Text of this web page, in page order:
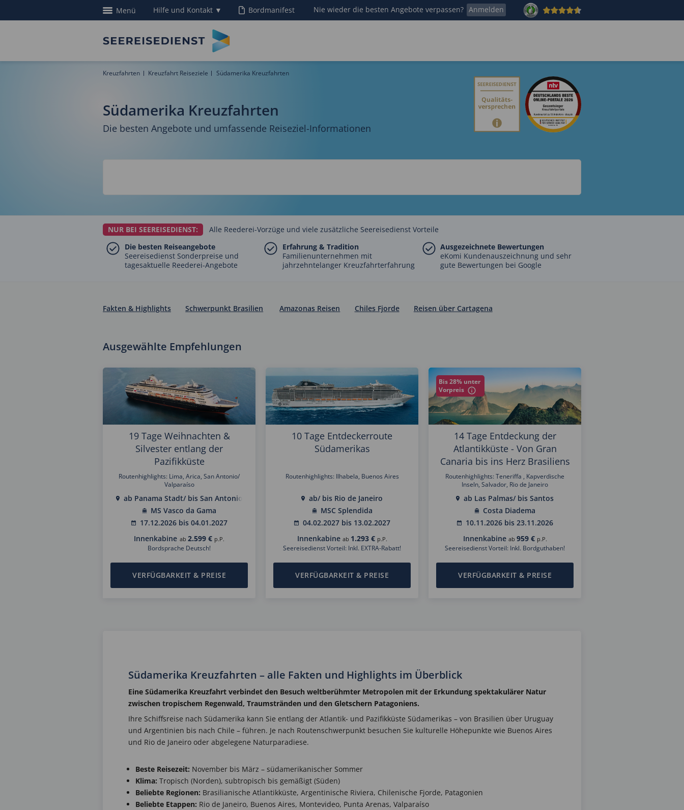
Menü Hilfe und Kontakt ▼ Bordmanifest Nie wieder die besten Angebote verpassen? Anmelden
Kreuzfahrten Kreuzfahrt Reiseziele Südamerika Kreuzfahrten
Südamerika Kreuzfahrten
Die besten Angebote und umfassende Reiseziel-Informationen
NUR BEI SEEREISEDIENST:
Alle Reederei-Vorzüge und viele zusätzliche Seereisedienst Vorteile
Die besten Reiseangebote
Seereisedienst Sonderpreise und
tagesaktuelle Reederei-Angebote
Erfahrung & Tradition
Familienunternehmen mit
jahrzehntelanger Kreuzfahrterfahrung
Ausgezeichnete Bewertungen
eKomi Kundenauszeichnung und sehr
gute Bewertungen bei Google
Fakten & Highlights Schwerpunkt Brasilien Amazonas Reisen Chiles Fjorde Reisen über Cartagena
Ausgewählte Empfehlungen
19 Tage Weihnachten &
Silvester entlang der
Pazifikküste
Routenhighlights: Lima, Arica, San Antonio/
Valparaíso
ab Panama Stadt/ bis San Antonio
MS Vasco da Gama
17.12.2026 bis 04.01.2027
Innenkabine ab 2.599 € p.P.
Bordsprache Deutsch!
VERFÜGBARKEIT & PREISE
10 Tage Entdeckerroute
Südamerikas
Routenhighlights: Ilhabela, Buenos Aires
ab/ bis Rio de Janeiro
MSC Splendida
04.02.2027 bis 13.02.2027
Innenkabine ab 1.293 € p.P.
Seereisedienst Vorteil: Inkl. EXTRA-Rabatt!
VERFÜGBARKEIT & PREISE
Bis 28% unter
Vorpreis
14 Tage Entdeckung der
Atlantikküste - Von Gran
Canaria bis ins Herz Brasiliens
Routenhighlights: Teneriffa , Kapverdische
Inseln, Salvador, Rio de Janeiro
ab Las Palmas/ bis Santos
Costa Diadema
10.11.2026 bis 23.11.2026
Innenkabine ab 959 € p.P.
Seereisedienst Vorteil: Inkl. Bordguthaben!
VERFÜGBARKEIT & PREISE
Südamerika Kreuzfahrten – alle Fakten und Highlights im Überblick
Eine Südamerika Kreuzfahrt verbindet den Besuch weltberühmter Metropolen mit der Erkundung spektakulärer Natur
zwischen tropischem Regenwald, Traumstränden und den Gletschern Patagoniens.
Ihre Schiffsreise nach Südamerika kann Sie entlang der Atlantik- und Pazifikküste Südamerikas – von Brasilien über Uruguay
und Argentinien bis nach Chile – führen. Je nach Routenschwerpunkt besuchen Sie kulturelle Höhepunkte wie Buenos Aires
und Rio de Janeiro oder abgelegene Naturparadiese.
Beste Reisezeit: November bis März – südamerikanischer Sommer
Klima: Tropisch (Norden), subtropisch bis gemäßigt (Süden)
Beliebte Regionen: Brasilianische Atlantikküste, Argentinische Riviera, Chilenische Fjorde, Patagonien
Beliebte Etappen: Rio de Janeiro, Buenos Aires, Montevideo, Punta Arenas, Valparaíso